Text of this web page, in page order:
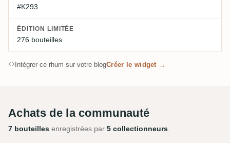
#K293
ÉDITION LIMITÉE
276 bouteilles
Intégrer ce rhum sur votre blogCréer le widget →
Achats de la communauté
7 bouteilles enregistrées par 5 collectionneurs